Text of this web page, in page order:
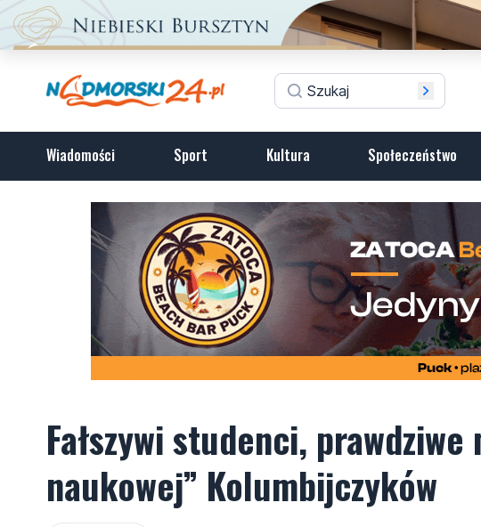
Wiadomości Sport Kultura Społeczeństwo
Fałszywi studenci,
naukowej” Kolumbijczyków